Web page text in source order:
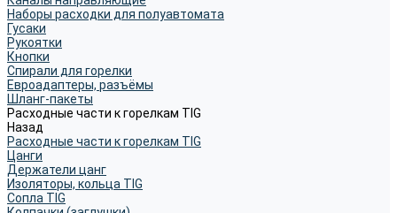
Наборы расходки для полуавтомата
Гусаки
Рукоятки
Кнопки
Спирали для горелки
Евроадаптеры, разъёмы
Шланг-пакеты
Расходные части к горелкам TIG
Назад
Расходные части к горелкам TIG
Цанги
Держатели цанг
Изоляторы, кольца TIG
Сопла TIG